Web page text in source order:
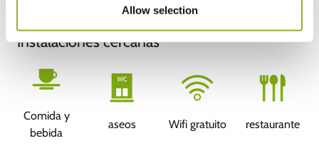
Allow selection
Instalaciones cercanas
Comida y
bebida
aseos Wifi gratuito restaurante